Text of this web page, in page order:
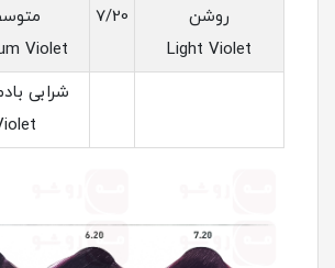
روشن
Light Violet
7/20
Violet
شرابی